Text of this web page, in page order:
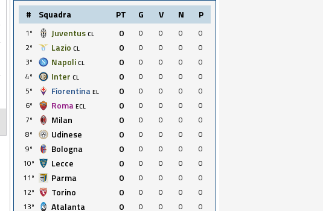
# Squadra PT G V N P
1º Juventus CL 0 0 0 0
0
2º
Lazio CL 0 0 0 0
0
3º
Napoli CL 0 0 0 0
0
4º
Inter CL 0 0 0 0
0
5º
Fiorentina EL 0 0 0 0
0
6º
Roma ECL 0 0 0 0
0
7º
Milan 0 0 0 0
0
8º
Udinese 0 0 0 0
0
9º
Bologna 0 0 0 0
0
10º
Lecce 0 0 0 0
0
11º
Parma 0 0 0 0
0
12º
Torino 0 0 0 0
0
13º
Atalanta 0 0 0 0 0